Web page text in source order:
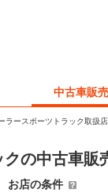
中古車販
ラースポーツトラック取扱
の中古車販
お店の条件